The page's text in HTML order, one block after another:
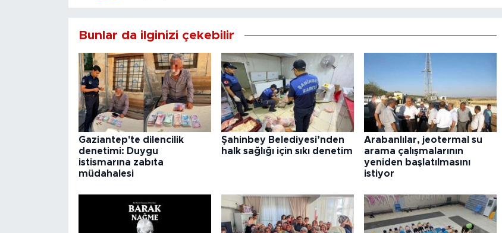
Bunlar da ilginizi çekebilir
Gaziantep'te dilencilik
denetimi: Duygu
istismarına zabıta
müdahalesi
Şahinbey Belediyesi’nden
halk sağlığı için sıkı denetim
Arabanlılar, jeotermal su
arama çalışmalarının
yeniden başlatılmasını
istiyor